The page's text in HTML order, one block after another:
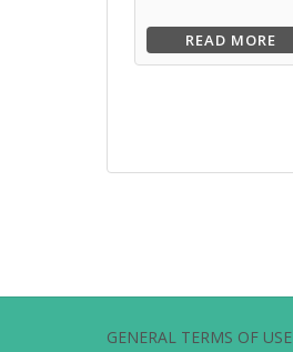
READ MORE
GENERAL TERMS OF USE